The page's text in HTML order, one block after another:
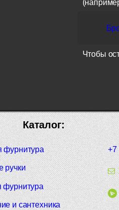
Чтобы
+7
Каталог:
фурнитура
ручки
фурнитура
и сантехника